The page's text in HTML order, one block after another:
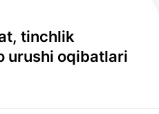
tinchlik
urushi oqibatlari